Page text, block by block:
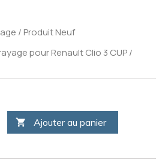
/ Produit Neuf
pour Renault Clio 3 CUP /
 Ajouter au panier